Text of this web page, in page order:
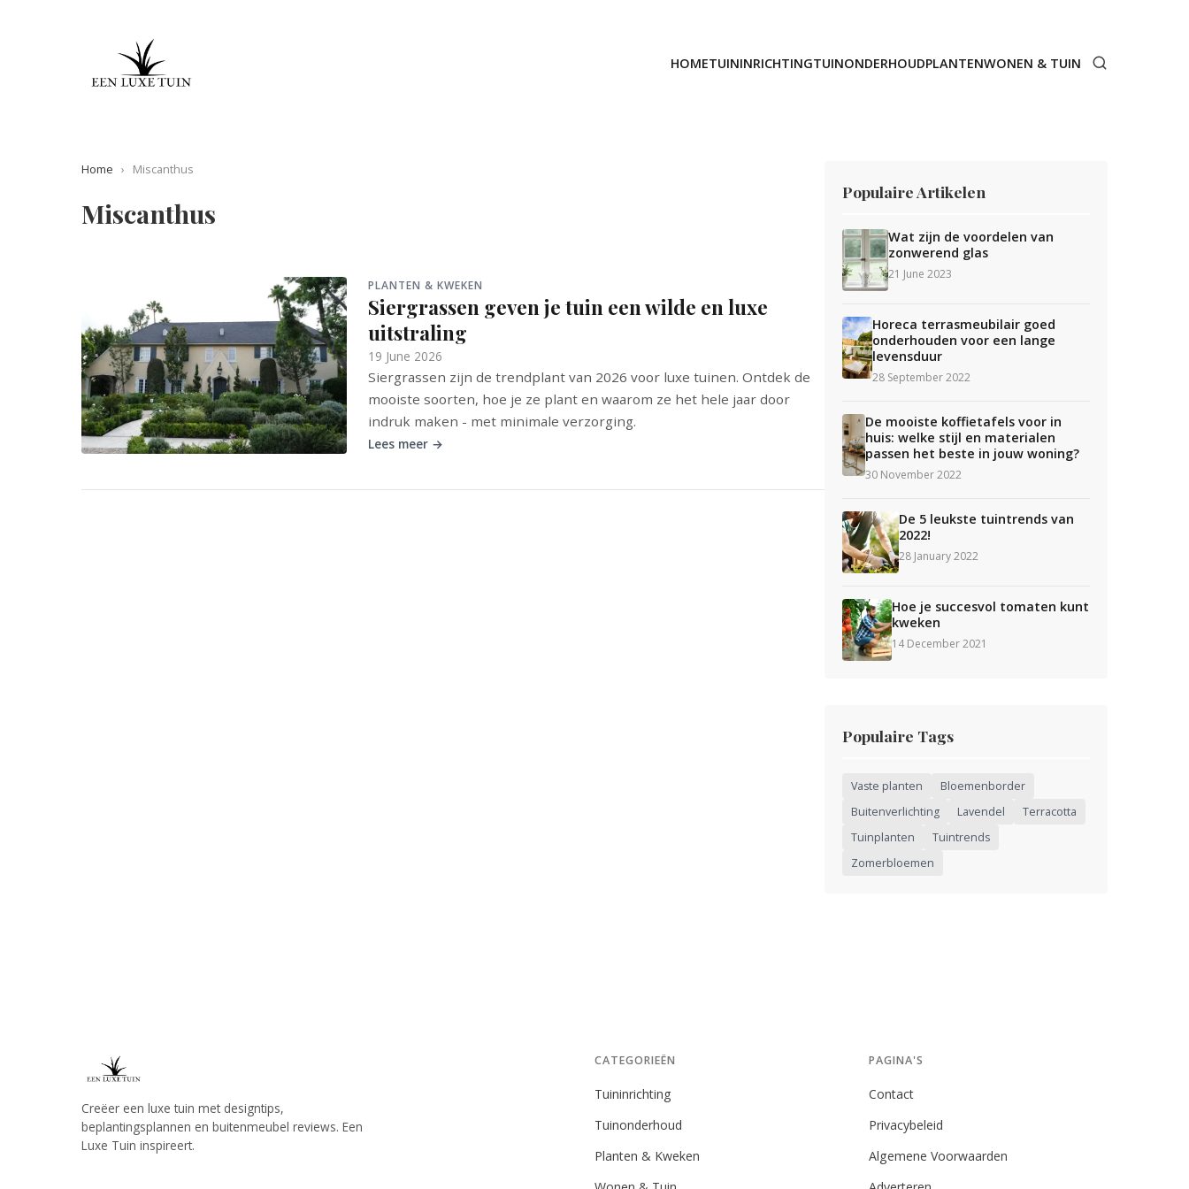
HOMETUININRICHTINGTUINONDERHOUDPLANTENWONEN & TUIN
Home › Miscanthus
Miscanthus
PLANTEN & KWEKEN
Siergrassen geven je tuin een wilde en luxe
uitstraling
19 June 2026
Siergrassen zijn de trendplant van 2026 voor luxe tuinen. Ontdek de
mooiste soorten, hoe je ze plant en waarom ze het hele jaar door
indruk maken - met minimale verzorging.
Lees meer →
Populaire Artikelen
Wat zijn de voordelen van
zonwerend glas
21 June 2023
Horeca terrasmeubilair goed
onderhouden voor een lange
levensduur
28 September 2022
De mooiste koffietafels voor in
huis: welke stijl en materialen
passen het beste in jouw woning?
30 November 2022
De 5 leukste tuintrends van
2022!
28 January 2022
Hoe je succesvol tomaten kunt
kweken
14 December 2021
Populaire Tags
Vaste planten
Bloemenborder
Buitenverlichting
Lavendel
Terracotta
Tuinplanten
Tuintrends
Zomerbloemen
Creëer een luxe tuin met designtips,
beplantingsplannen en buitenmeubel reviews. Een
Luxe Tuin inspireert.
CATEGORIEËN
Tuininrichting
Tuinonderhoud
Planten & Kweken
PAGINA'S
Contact
Privacybeleid
Algemene Voorwaarden